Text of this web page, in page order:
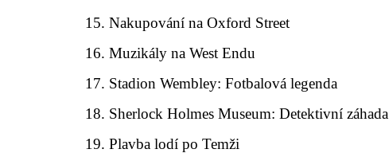
Nakupování na Oxford Street
Muzikály na West Endu
Stadion Wembley: Fotbalová legenda
Sherlock Holmes Museum: Detektivní záhada
Plavba lodí po Temži